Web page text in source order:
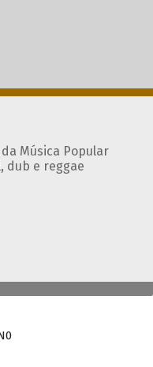
Música Popular
dub e reggae